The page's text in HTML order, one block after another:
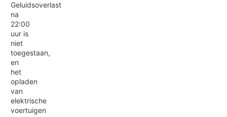
Geluidsoverlast
na
22:00
uur is
niet
toegestaan,
en
het
opladen
van
elektrische
voertuigen